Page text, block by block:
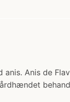
anis. Anis de